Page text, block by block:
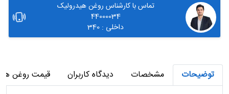
تماس با کارشناس روغن هیدرولیک
44000034
داخلی : 340
توضیحات مشخصات دیدگاه کاربران قیمت روغن